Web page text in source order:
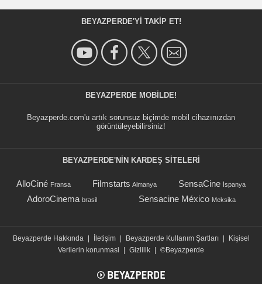
BEYAZPERDE'YI TAKIP ET!
BEYAZPERDE MOBILDE!
Beyazperde.com'u artık sorunsuz biçimde mobil cihazınızdan
görüntüleyebilirsiniz!
BEYAZPERDE'NIN KARDEŞ SİTELERİ
AlloCiné Fransa Filmstarts Almanya SensaCine İspanya
AdoroCinema brasil Sensacine México Meksika
Beyazperde Hakkında İletişim Beyazperde Kullanım Şartları
Kişisel
Verilerin korunmasi
Gizlilik ©Beyazperde